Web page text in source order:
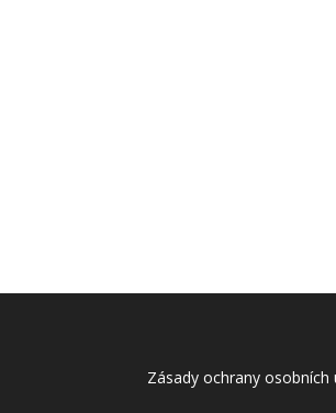
Zásady ochrany osobních